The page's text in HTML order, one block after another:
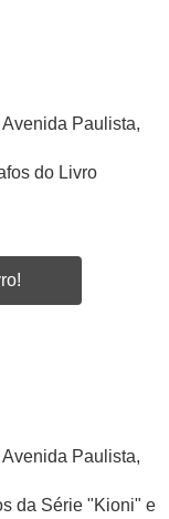
Paulista,
do Livro
Paulista,
da Série "Kioni" e